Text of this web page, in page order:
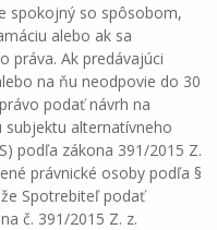
spokojný so spôsobom,
alebo ak sa
práva. Ak predávajúci
na ňu neodpovie do 30
podať návrh na
subjektu alternatívneho
podľa zákona 391/2015 Z.
právnické osoby podľa §
Spotrebiteľ podať
č. 391/2015 Z. z.